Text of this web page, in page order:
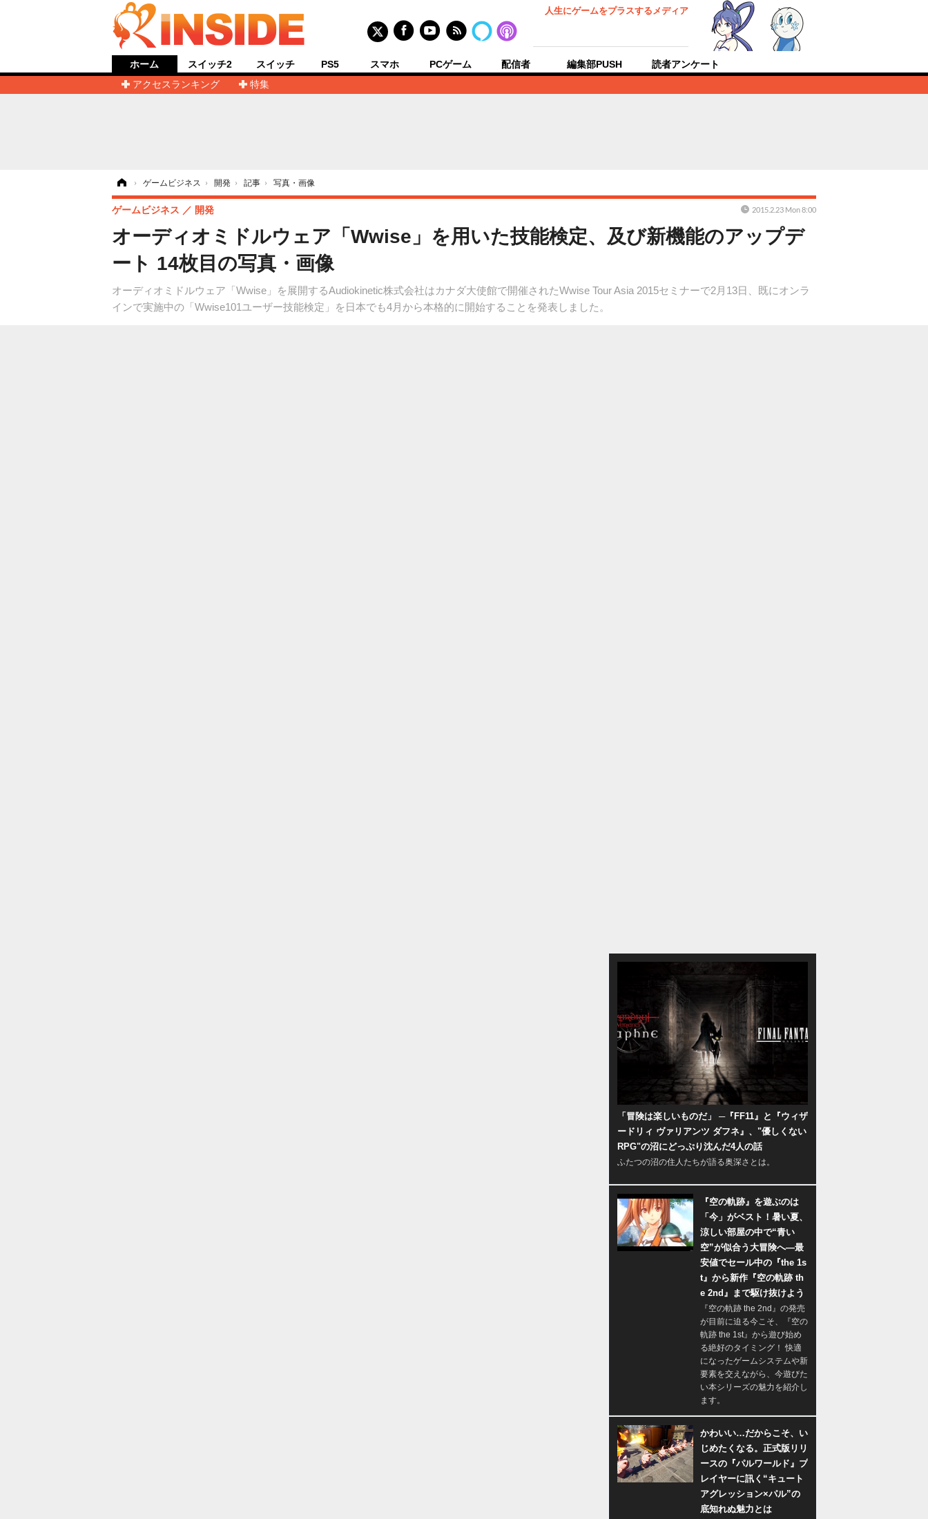
人生にゲームをプラスするメディア
ホーム
アクセスランキング
特集
スイッチ2 スイッチ PS5 スマホ PCゲーム 配信者 編集部PUSH 読者アンケート
› ゲームビジネス › 開発 › 記事 › 写真・画像
オーディオミドルウェア「Wwise」を用いた技能検定、及び新機能のアップデ
ート 14枚目の写真・画像
オーディオミドルウェア「Wwise」を展開するAudiokinetic株式会社はカナダ大使館で開催されたWwise Tour Asia 2015セミナーで2月13日、既にオンラ
インで実施中の「Wwise101ユーザー技能検定」を日本でも4月から本格的に開始することを発表しました。
ゲームビジネス 開発 2015.2.23 Mon 8:00
「冒険は楽しいものだ」 ─『FF11』と『ウィザ
ードリィ ヴァリアンツ ダフネ』、"優しくない
RPG"の沼にどっぷり沈んだ4人の話
ふたつの沼の住人たちが語る奥深さとは。
『空の軌跡』を遊ぶのは
「今」がベスト！暑い夏、
涼しい部屋の中で“青い
空”が似合う大冒険へ―最
安値でセール中の『the 1s
t』から新作『空の軌跡 th
e 2nd』まで駆け抜けよう
『空の軌跡 the 2nd』の発売
が目前に迫る今こそ、『空の
軌跡 the 1st』から遊び始め
る絶好のタイミング！ 快適
になったゲームシステムや新
要素を交えながら、今遊びた
い本シリーズの魅力を紹介し
ます。
かわいい…だからこそ、い
じめたくなる。正式版リリ
ースの『パルワールド』プ
レイヤーに訊く“キュート
アグレッション×パル”の
底知れぬ魅力とは